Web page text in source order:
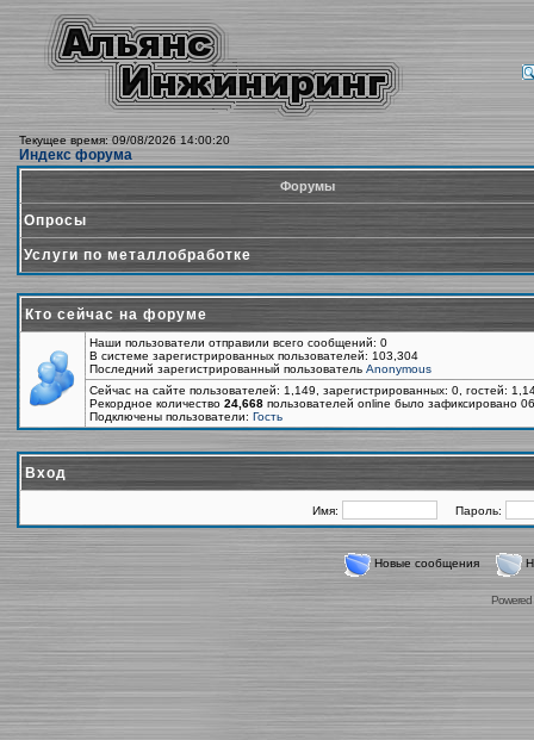
Текущее время: 09/08/2026 14:00:20
Индекс форума
Форумы
Опросы
Услуги по металлобработке
Кто сейчас на форуме
Наши пользователи отправили всего сообщений: 0
В системе зарегистрированных пользователей: 103,304
Последний зарегистрированный пользователь Anonymous
Сейчас на сайте пользователей: 1,149, зарегистрированных: 0, гостей:
Рекордное количество 24,668 пользователей online было зафиксировано
Подключены пользователи: Гость
Вход
Имя: Пароль:
Новые сообщения